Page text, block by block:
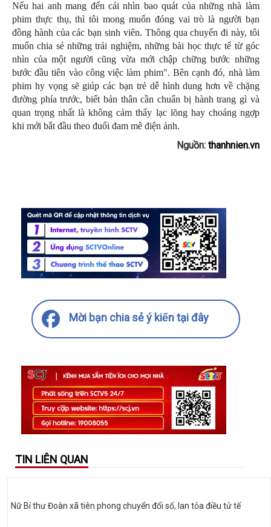
Nếu hai anh mang đến cái nhìn bao quát của những nhà làm
phim thực thụ, thì tôi mong muốn đóng vai trò là người bạn
đồng hành của các bạn sinh viên. Thông qua chuyến đi này, tôi
muốn chia sẻ những trải nghiệm, những bài học thực tế từ góc
nhìn của một người cũng vừa mới chập chững bước những
bước đầu tiên vào công việc làm phim". Bên cạnh đó, nhà làm
phim hy vọng sẽ giúp các bạn trẻ dễ hình dung hơn về chặng
đường phía trước, biết bản thân cần chuẩn bị hành trang gì và
quan trọng nhất là không cảm thấy lạc lõng hay choáng ngợp
khi mới bắt đầu theo đuổi đam mê điện ảnh.
Nguồn: thanhnien.vn
Mời bạn chia sẻ ý kiến tại đây
TIN LIÊN QUAN
Nữ Bí thư Đoàn xã tiên phong chuyển đổi số, lan tỏa điều tử tế